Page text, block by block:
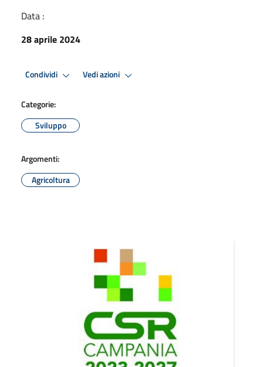
Data :
28 aprile 2024
Condividi Vedi azioni
Categorie:
Sviluppo
Argomenti:
Agricoltura